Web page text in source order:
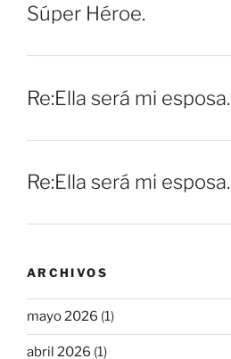
Súper Héroe.
Re:Ella será mi esposa.
Re:Ella será mi esposa.
ARCHIVOS
mayo 2026 (1)
abril 2026 (1)